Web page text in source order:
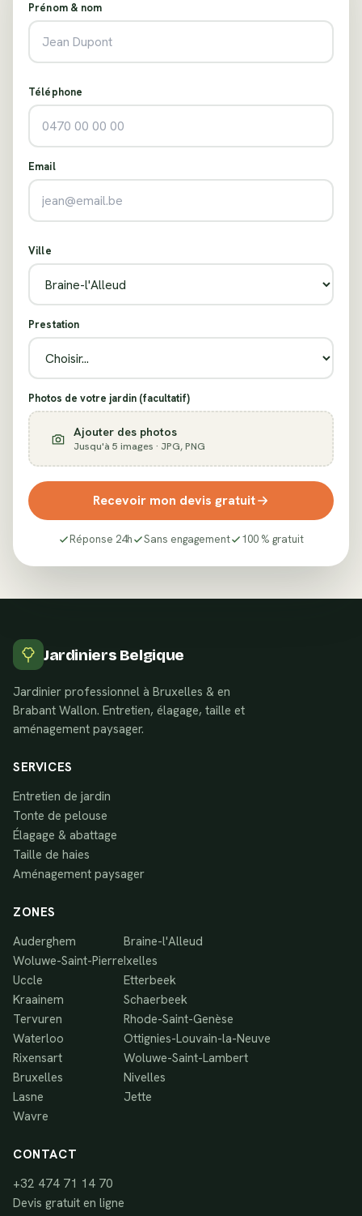
Prénom & nom
Téléphone
Email
Ville
Prestation
Photos de votre jardin (facultatif)
Ajouter des photos
Jusqu'à 5 images · JPG, PNG
Recevoir mon devis gratuit
Réponse 24h Sans engagement 100 % gratuit
Jardiniers Belgique
Jardinier professionnel à Bruxelles & en
Brabant Wallon. Entretien, élagage, taille et
aménagement paysager.
SERVICES
Entretien de jardin
Tonte de pelouse
Élagage & abattage
Taille de haies
Aménagement paysager
ZONES
Auderghem
Woluwe-Saint-Pierre
Uccle
Kraainem
Tervuren
Waterloo
Rixensart
Bruxelles
Lasne
Wavre
Braine-l'Alleud
Ixelles
Etterbeek
Schaerbeek
Rhode-Saint-Genèse
Ottignies-Louvain-la-Neuve
Woluwe-Saint-Lambert
Nivelles
Jette
CONTACT
+32 474 71 14 70
Devis gratuit en ligne